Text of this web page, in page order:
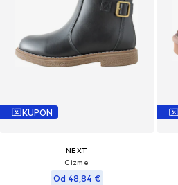
KUPON
NEXT
Čizme
Od 48,84 €